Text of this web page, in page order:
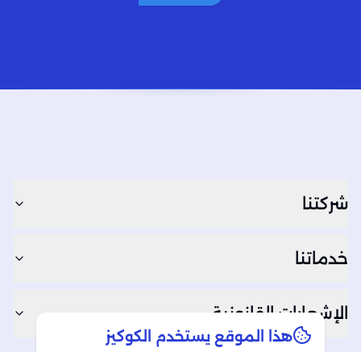
شركتنا
خدماتنا
الإشعارات القانونية
هذا الموقع يستخدم الكوكيز